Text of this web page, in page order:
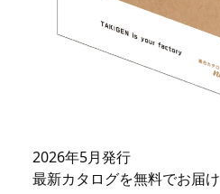
2026年5月発行
最新カタログを無料でお届け